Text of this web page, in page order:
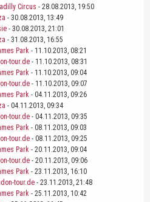
Circus - 28.08.2013, 19:50
- 30.08.2013, 13:49
- 30.08.2013, 21:01
- 31.08.2013, 16:55
Park - 11.10.2013, 08:21
tour.de - 11.10.2013, 08:31
Park - 11.10.2013, 09:04
tour.de - 11.10.2013, 09:07
Park - 04.11.2013, 09:26
- 04.11.2013, 09:34
tour.de - 04.11.2013, 09:35
Park - 08.11.2013, 09:03
tour.de - 08.11.2013, 09:25
Park - 20.11.2013, 09:04
tour.de - 20.11.2013, 09:06
Park - 23.11.2013, 16:10
tour.de - 23.11.2013, 21:48
Park - 25.11.2013, 10:42